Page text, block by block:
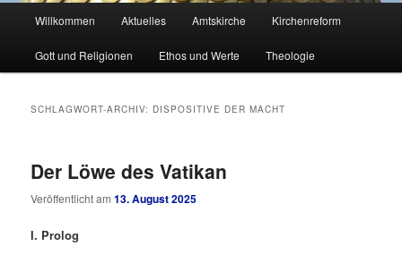
Willkommen Aktuelles Amtskirche Kirchenreform
Gott und Religionen Ethos und Werte Theologie
SCHLAGWORT-ARCHIV: DISPOSITIVE DER MACHT
Der Löwe des Vatikan
Veröffentlicht am13. August 2025
I. Prolog